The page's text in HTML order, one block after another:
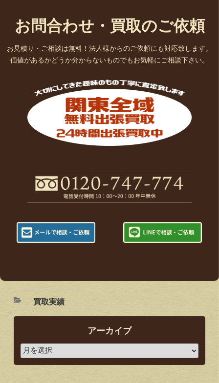
お問合わせ・買取のご依頼
お見積り・ご相談は無料！法人様からのご依頼にも対応致します。
価値があるかどうか分からないものでもお気軽にご相談下さい。
買取実績
アーカイブ